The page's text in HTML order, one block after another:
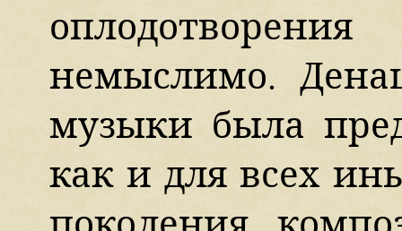
немыслимо.
музыки была
как и для всех